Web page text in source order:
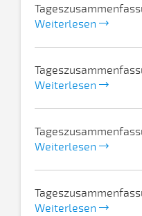
Weiterlesen
Weiterlesen
Weiterlesen
Weiterlesen